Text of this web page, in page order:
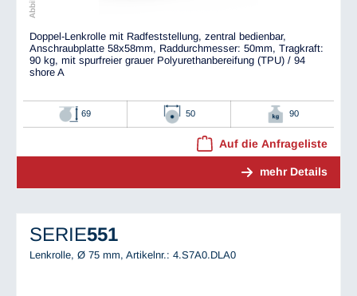
Doppel-Lenkrolle mit Radfeststellung, zentral bedienbar,
Anschraubplatte 58x58mm, Raddurchmesser: 50mm, Tragkraft:
90 kg, mit spurfreier grauer Polyurethanbereifung (TPU) / 94
shore A
69 50 90
Auf die Anfrageliste
mehr Details
SERIE551
Lenkrolle, Ø 75 mm, Artikelnr.: 4.S7A0.DLA0